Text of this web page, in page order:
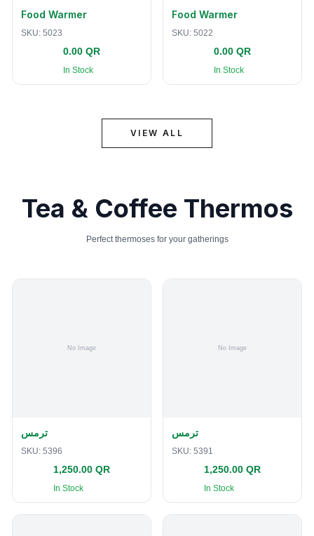
Food Warmer
SKU: 5023
0.00 QR
In Stock
Food Warmer
SKU: 5022
0.00 QR
In Stock
VIEW ALL
Tea & Coffee Thermos
Perfect thermoses for your gatherings
ترمس
SKU: 5396
1,250.00 QR
In Stock
ترمس
SKU: 5391
1,250.00 QR
In Stock